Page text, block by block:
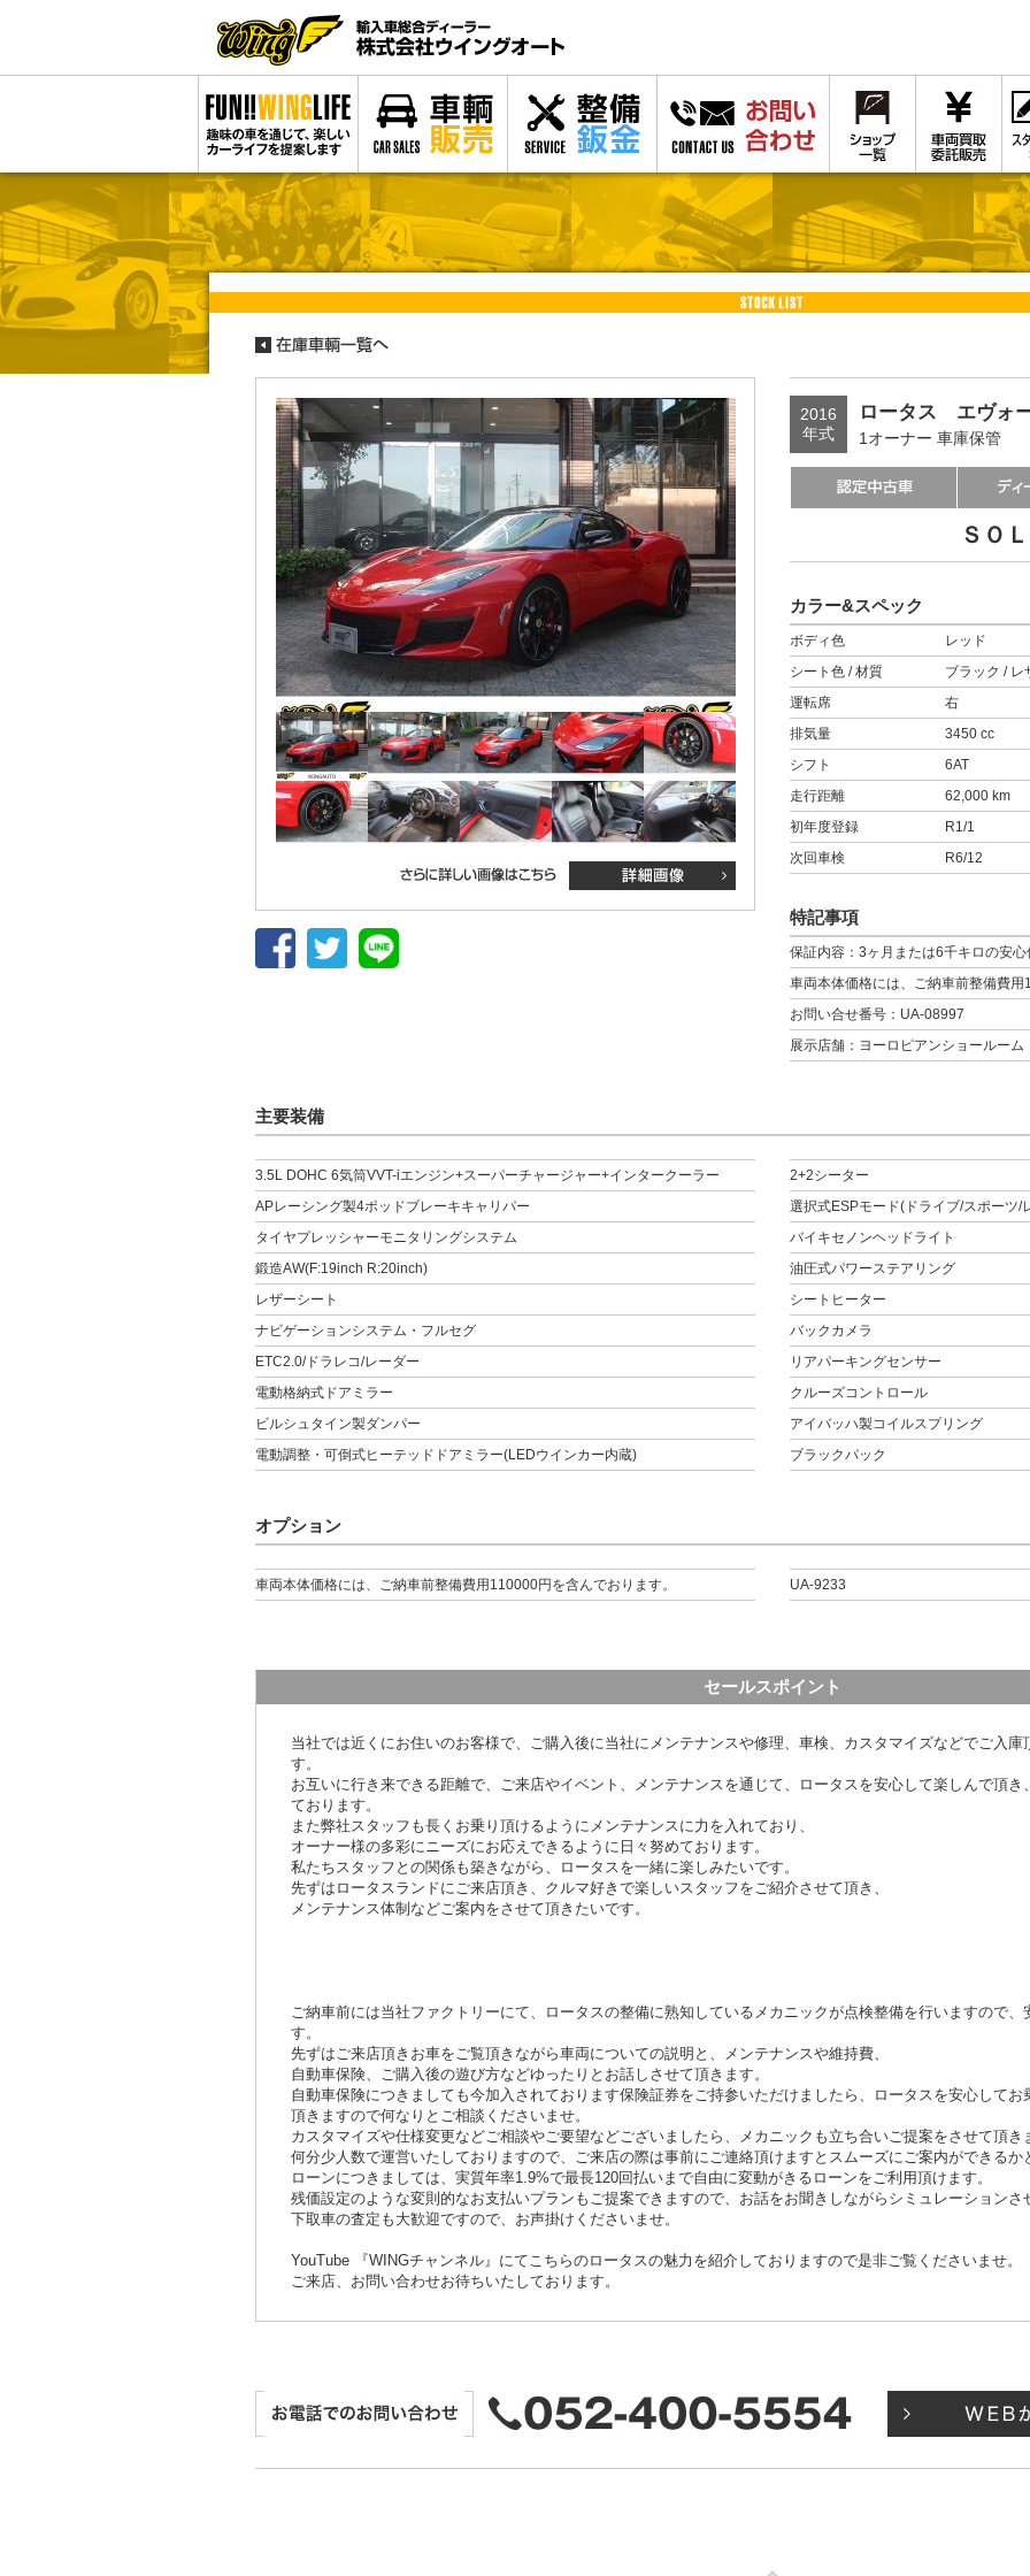
2016
年式
ロータス エヴォ
1オーナー 車庫保管
ＳＯ
カラー&スペック
ボディ色
レッド
シート色 / 材質
ブラック / レ
運転席
右
排気量
3450 cc
シフト
6AT
走行距離
62,000 km
初年度登録
R1/1
次回車検
R6/12
特記事項
保証内容：3ヶ月または6千キロの安心
車両本体価格には、ご納車前整備費
お問い合せ番号：UA-08997
展示店舗：ヨーロピアンショールーム
主要装備
3.5L DOHC 6気筒VVT-iエンジン+スーパーチャージャー+インタークーラー
APレーシング製4ポッドブレーキキャリパー
タイヤプレッシャーモニタリングシステム
鍛造AW(F:19inch R:20inch)
レザーシート
ナビゲーションシステム・フルセグ
ETC2.0/ドラレコ/レーダー
電動格納式ドアミラー
ビルシュタイン製ダンパー
電動調整・可倒式ヒーテッドドアミラー(LEDウインカー内蔵)
2+2シーター
選択式ESPモード(ドライブ/スポーツ/
バイキセノンヘッドライト
油圧式パワーステアリング
シートヒーター
バックカメラ
リアパーキングセンサー
クルーズコントロール
アイバッハ製コイルスプリング
ブラックパック
オプション
車両本体価格には、ご納車前整備費用110000円を含んでおります。 UA-9233
セールスポイント
当社では近くにお住いのお客様で、ご購入後に当社にメンテナンスや修理、車検、カスタマイズなどでご入
す。
お互いに行き来できる距離で、ご来店やイベント、メンテナンスを通じて、ロータスを安心して楽しんで頂
ております。
また弊社スタッフも長くお乗り頂けるようにメンテナンスに力を入れており、
オーナー様の多彩にニーズにお応えできるように日々努めております。
私たちスタッフとの関係も築きながら、ロータスを一緒に楽しみたいです。
先ずはロータスランドにご来店頂き、クルマ好きで楽しいスタッフをご紹介させて頂き、
メンテナンス体制などご案内をさせて頂きたいです。
ご納車前には当社ファクトリーにて、ロータスの整備に熟知しているメカニックが点検整備を行いますので
す。
先ずはご来店頂きお車をご覧頂きながら車両についての説明と、メンテナンスや維持費、
自動車保険、ご購入後の遊び方などゆったりとお話しさせて頂きます。
自動車保険につきましても今加入されております保険証券をご持参いただけましたら、ロータスを安心して
頂きますので何なりとご相談くださいませ。
カスタマイズや仕様変更などご相談やご要望などございましたら、メカニックも立ち合いご提案をさせて頂き
何分少人数で運営いたしておりますので、ご来店の際は事前にご連絡頂けますとスムーズにご案内ができるか
ローンにつきましては、実質年率1.9%で最長120回払いまで自由に変動がきるローンをご利用頂けます。
残価設定のような変則的なお支払いプランもご提案できますので、お話をお聞きしながらシミュレーションさ
下取車の査定も大歓迎ですので、お声掛けくださいませ。
YouTube 『WINGチャンネル』にてこちらのロータスの魅力を紹介しておりますので是非ご覧くださいませ。
ご来店、お問い合わせお待ちいたしております。